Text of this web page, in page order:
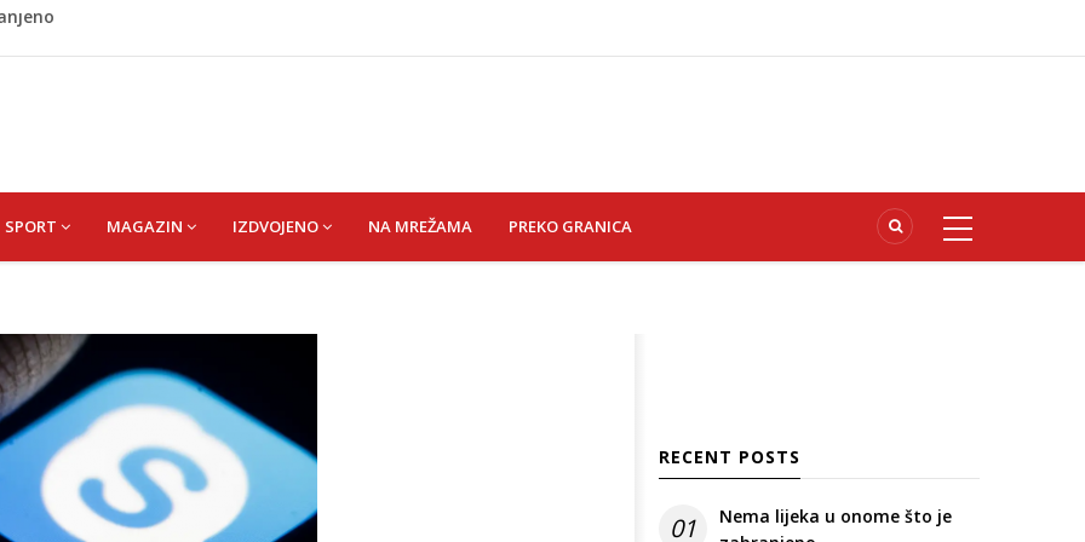
"spori vikend" i zaista se odmoriti
policajca i oštetio vrata
SPORT MAGAZIN IZDVOJENO NA MREŽAMA PREKO GRANICA
RECENT POSTS
01
Nema lijeka u onome što je